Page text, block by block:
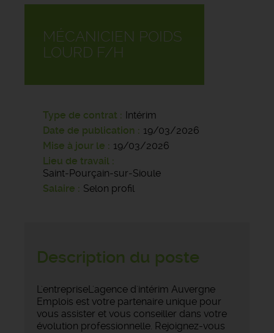
MÉCANICIEN POIDS
LOURD F/H
Type de contrat
Intérim
Date de publication
19/03/2026
Mise à jour le
19/03/2026
Lieu de travail
Saint-Pourçain-sur-Sioule
Salaire
Selon profil
Description du poste
L'entrepriseL'agence d'intérim Auvergne
Emplois est votre partenaire unique pour
vous assister et vous conseiller dans votre
évolution professionnelle. Rejoignez-vous